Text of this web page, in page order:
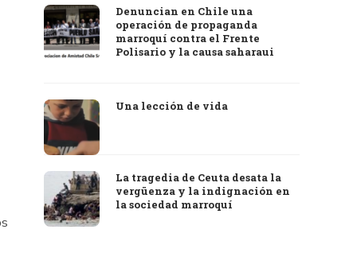
Denuncian en Chile una
operación de propaganda
marroquí contra el Frente
Polisario y la causa saharaui
Una lección de vida
La tragedia de Ceuta desata la
vergüenza y la indignación en
la sociedad marroquí